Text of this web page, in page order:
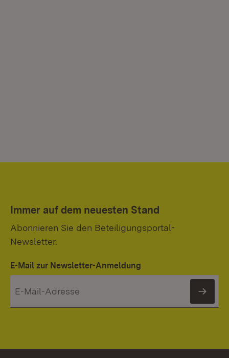
Immer auf dem neuesten Stand
Abonnieren Sie den Beteiligungsportal-
Newsletter.
E-Mail zur Newsletter-Anmeldung